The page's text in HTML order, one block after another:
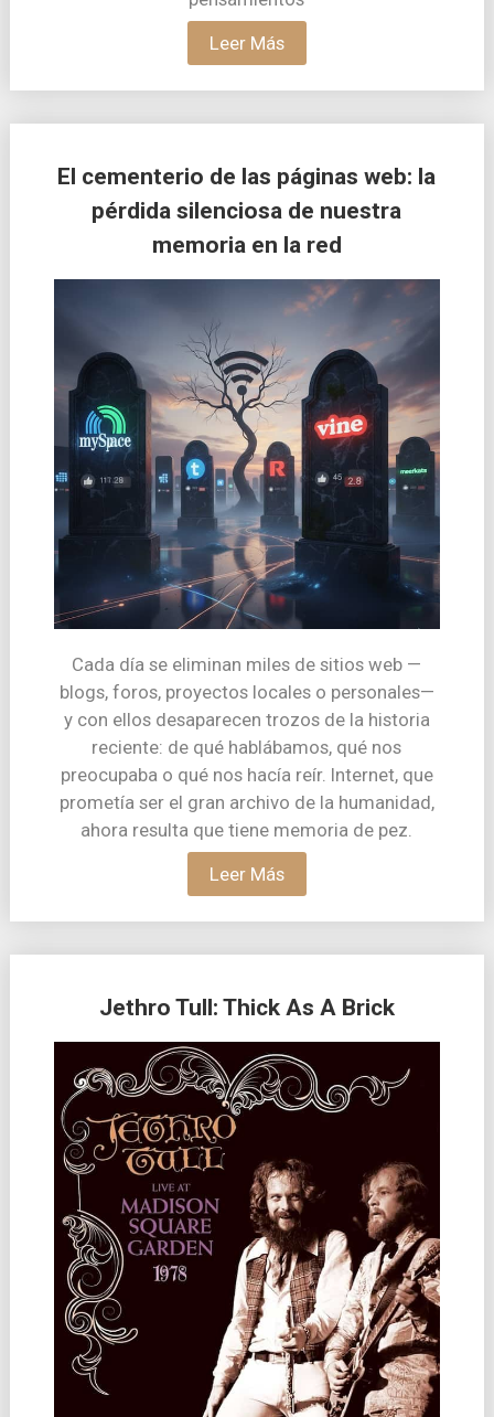
Leer Más
El cementerio de las páginas web: la
pérdida silenciosa de nuestra
memoria en la red
Cada día se eliminan miles de sitios web —
blogs, foros, proyectos locales o personales—
y con ellos desaparecen trozos de la historia
reciente: de qué hablábamos, qué nos
preocupaba o qué nos hacía reír. Internet, que
prometía ser el gran archivo de la humanidad,
ahora resulta que tiene memoria de pez.
Leer Más
Jethro Tull: Thick As A Brick